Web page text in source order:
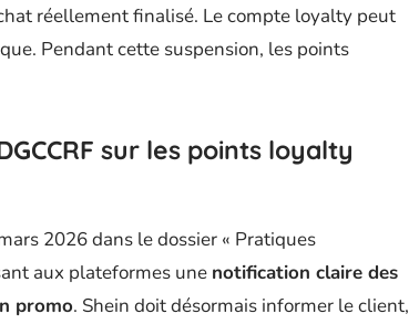
réellement finalisé. Le compte loyalty peut
Pendant cette suspension, les points
sur les points loyalty
2026 dans le dossier « Pratiques
aux plateformes une notification claire des
promo. Shein doit désormais informer le client,